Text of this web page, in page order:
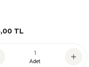
TL
Adet